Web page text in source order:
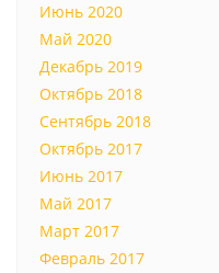
Июнь 2020
Май 2020
Декабрь 2019
Октябрь 2018
Сентябрь 2018
Октябрь 2017
Июнь 2017
Май 2017
Март 2017
Февраль 2017